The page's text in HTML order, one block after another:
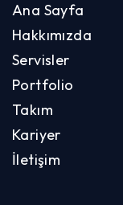
Ana Sayfa
Hakkımızda
Servisler
Portfolio
Takım
Kariyer
İletişim